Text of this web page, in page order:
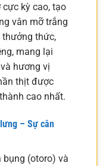
kỳ cao, tạo
vân mỡ trắng
thưởng thức,
mang lại
hương vị
thịt được
cao nhất.
– Sự cân
(otoro) và